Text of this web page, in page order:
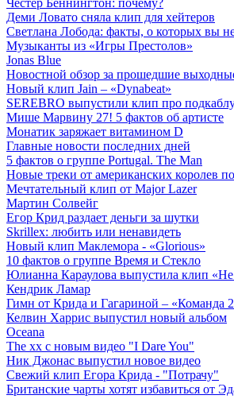
Честер Беннингтон: почему?
Деми Ловато сняла клип для хейтеров
Светлана Лобода: факты, о которых вы
Музыканты из «Игры Престолов»
Jonas Blue
Новостной обзор за прошедшие
Новый клип Jain – «Dynabeat»
SEREBRO выпустили клип про
Мише Марвину 27! 5 фактов об артисте
Монатик заряжает витамином D
Главные новости последних дней
5 фактов о группе Portugal. The Man
Новые треки от американских королев
Мечтательный клип от Major Lazer
Мартин Солвейг
Егор Крид раздает деньги за шутки
Skrillex: любить или ненавидеть
Новый клип Маклемора - «Glorious»
10 фактов о группе Время и Стекло
Юлианна Караулова выпустила клип
Кендрик Ламар
Гимн от Крида и Гагариной – «Команда
Келвин Харрис выпустил новый альбом
Oceana
The xx с новым видео "I Dare You"
Ник Джонас выпустил новое видео
Свежий клип Егора Крида - "Потрачу"
Британские чарты хотят избавиться от